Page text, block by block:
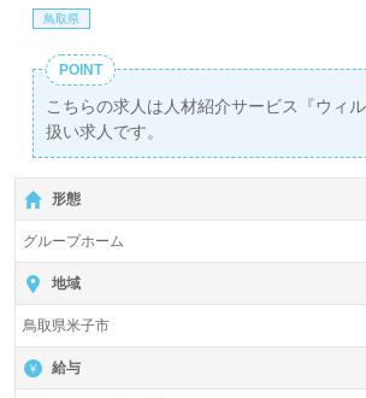
鳥取県
POINT
こちらの求人は人材紹介サービス『ウィ
扱い求人です。
詳細に関してお気軽にご相談ください♪
【無料】で皆さんの転職活動をサポート
形態
グループホーム
地域
鳥取県米子市
給与